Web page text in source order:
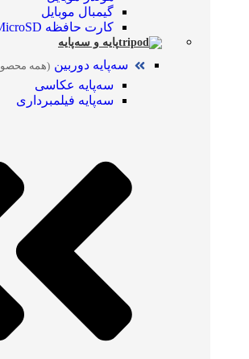
گیمبال موبایل
کارت حافظه MicroSD
پایه و سه‌پایه
سه‌پایه دوربین (همه
سه‌پایه عکاسی
سه‌پایه فیلمبرداری